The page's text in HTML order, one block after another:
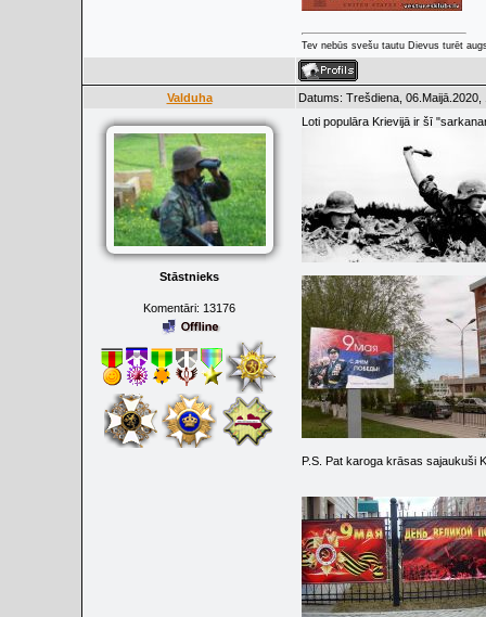
Tev nebūs svešu tautu Dievus turēt
Valduha Datums: Trešdiena,
Stāstnieks
Komentāri: 13176
Loti populāra Krievijā ir šī
P.S. Pat karoga krāsas sajaukuši